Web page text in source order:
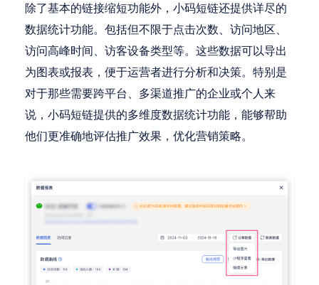
除了基本的链接缩短功能外，小码短链还提供详尽的
数据统计功能。包括但不限于点击次数、访问地区、
访问高峰时间、访客设备类型等。这些数据可以导出
为图表或报表，便于运营者进行分析和决策。特别是
对于那些需要跨平台、多渠道推广的企业或个人来
说，小码短链提供的多维度数据统计功能，能够帮助
他们更准确地评估推广效果，优化营销策略。